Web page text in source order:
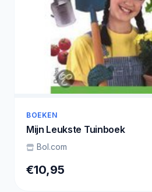
BOEKEN
Mijn Leukste Tuinboek
Bol.com
€10,95